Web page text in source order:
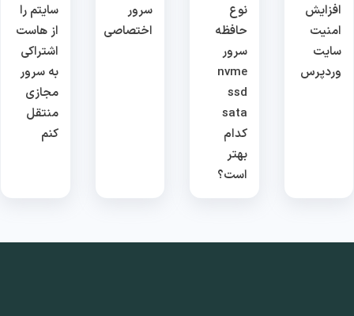
افزایش
امنیت
سایت
وردپرس
نوع
حافظه
سرور
nvme
ssd
sata
کدام
بهتر
است؟
سرور
اختصاصی
سایتم را
از هاست
اشتراکی
به سرور
مجازی
منتقل
کنم